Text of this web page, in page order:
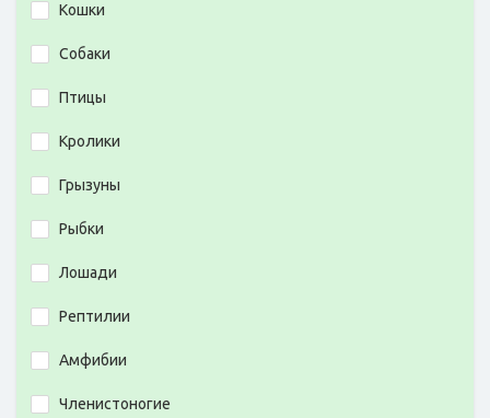
Кошки
Собаки
Птицы
Кролики
Грызуны
Рыбки
Лошади
Рептилии
Амфибии
Членистоногие